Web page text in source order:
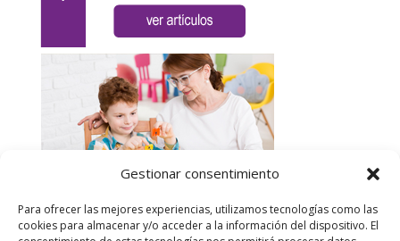
Gestionar consentimiento
Para ofrecer las mejores experiencias, utilizamos tecnologías como las
cookies para almacenar y/o acceder a la información del dispositivo. El